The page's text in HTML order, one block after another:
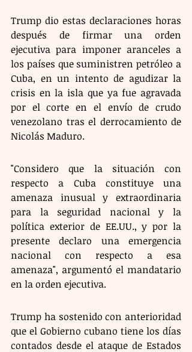
Trump dio estas declaraciones horas
después de firmar una orden
ejecutiva para imponer aranceles a
los países que suministren petróleo a
Cuba, en un intento de agudizar la
crisis en la isla que ya fue agravada
por el corte en el envío de crudo
venezolano tras el derrocamiento de
Nicolás Maduro.
"Considero que la situación con
respecto a Cuba constituye una
amenaza inusual y extraordinaria
para la seguridad nacional y la
política exterior de EE.UU., y por la
presente declaro una emergencia
nacional con respecto a esa
amenaza", argumentó el mandatario
en la orden ejecutiva.
Trump ha sostenido con anterioridad
que el Gobierno cubano tiene los días
contados desde el ataque de Estados